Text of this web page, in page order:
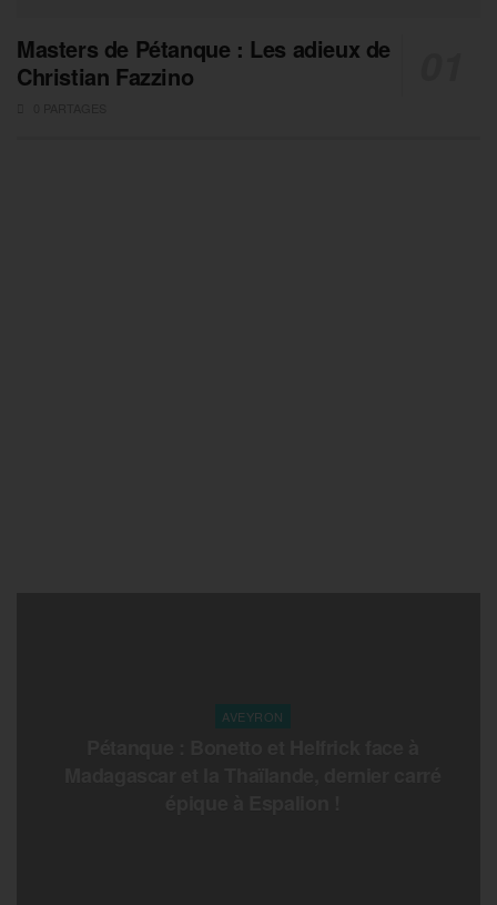
Masters de Pétanque : Les adieux de
Christian Fazzino
AVEYRON